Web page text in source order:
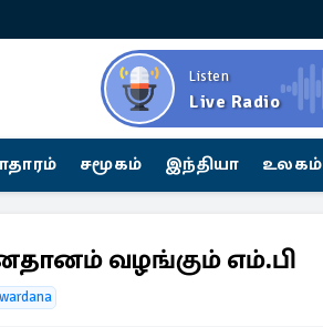
Listen
Live Radio
சமூகம் இந்தியா உலகம்
வழங்கும் எம்.பி